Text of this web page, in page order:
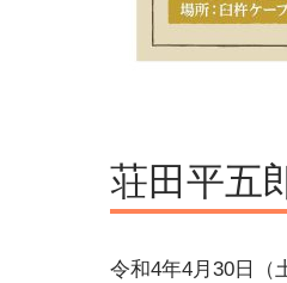
荘田平五
令和4年4月30日（